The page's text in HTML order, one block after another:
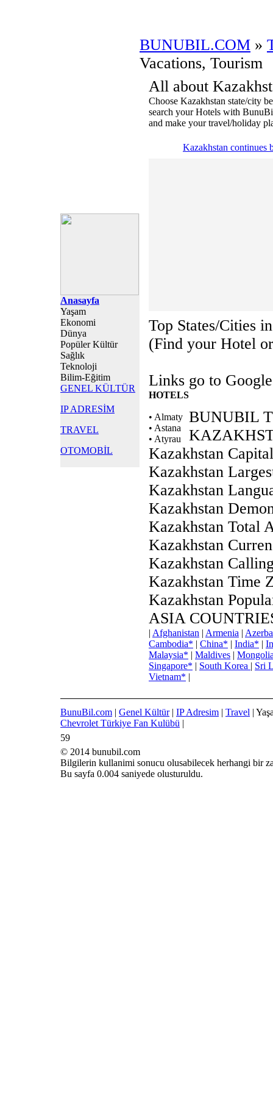
Anasayfa
Yaşam
Ekonomi
Dünya
Popüler Kültür
Sağlık
Teknoloji
Bilim-Eğitim
GENEL KÜLTÜR
IP ADRESİM
TRAVEL
OTOMOBİL
BUNUBIL.COM »
Vacations, Tourism
All about
Choose Kazakhstan state/city
search your Hotels with
and make your travel/holiday
Kazakhstan continues
Top States/Cities
(Find your Hotel
Links go to
HOTELS
• Almaty
• Astana
• Atyrau
BUNUBIL
Kazakhstan
Kazakhstan
Kazakhstan
Kazakhstan
Kazakhstan Total
Kazakhstan
Kazakhstan
Kazakhstan Time
Kazakhstan
ASIA
| Afghanistan | Armenia |
Cambodia* | China* | India* |
Malaysia* | Maldives |
Singapore* | South Korea | Sri
Vietnam* |
BunuBil.com | Genel Kültür| IP Adresim | Travel |
Chevrolet Türkiye Fan Kulübü |
59
© 2014 bunubil.com
Bilgilerin kullanimi sonucu olusabilecek herhangi bir
Bu sayfa 0.004 saniyede olusturuldu.